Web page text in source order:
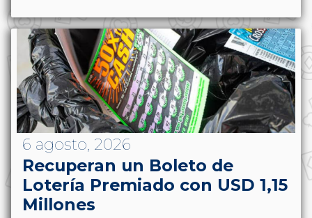
6 agosto, 2026
Recuperan un Boleto de
Lotería Premiado con USD 1,15
Millones